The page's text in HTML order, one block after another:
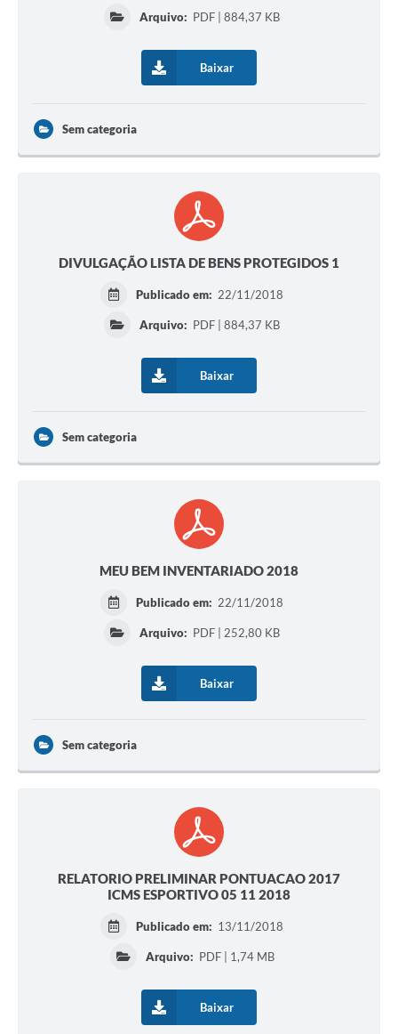
Arquivo: PDF | 884,37 KB
Baixar
Sem categoria
DIVULGAÇÃO LISTA DE BENS PROTEGIDOS 1
Publicado em: 22/11/2018
Arquivo: PDF | 884,37 KB
Baixar
Sem categoria
MEU BEM INVENTARIADO 2018
Publicado em: 22/11/2018
Arquivo: PDF | 252,80 KB
Baixar
Sem categoria
RELATORIO PRELIMINAR PONTUACAO 2017
ICMS ESPORTIVO 05 11 2018
Publicado em: 13/11/2018
Arquivo: PDF | 1,74 MB
Baixar